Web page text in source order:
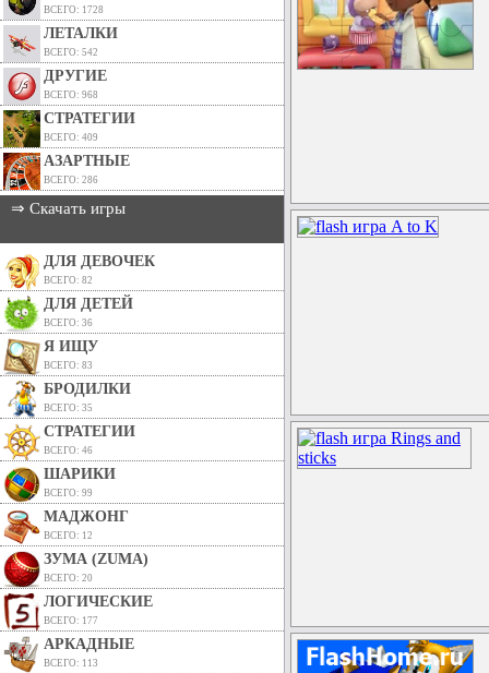
ВСЕГО: 1728
ЛЕТАЛКИ
ВСЕГО: 542
ДРУГИЕ
ВСЕГО: 968
СТРАТЕГИИ
ВСЕГО: 409
АЗАРТНЫЕ
ВСЕГО: 286
⇒ Скачать игры
ДЛЯ ДЕВОЧЕК
ВСЕГО: 82
ДЛЯ ДЕТЕЙ
ВСЕГО: 36
Я ИЩУ
ВСЕГО: 83
БРОДИЛКИ
ВСЕГО: 35
СТРАТЕГИИ
ВСЕГО: 46
ШАРИКИ
ВСЕГО: 99
МАДЖОНГ
ВСЕГО: 12
ЗУМА (ZUMA)
ВСЕГО: 20
ЛОГИЧЕСКИЕ
ВСЕГО: 177
АРКАДНЫЕ
ВСЕГО: 113